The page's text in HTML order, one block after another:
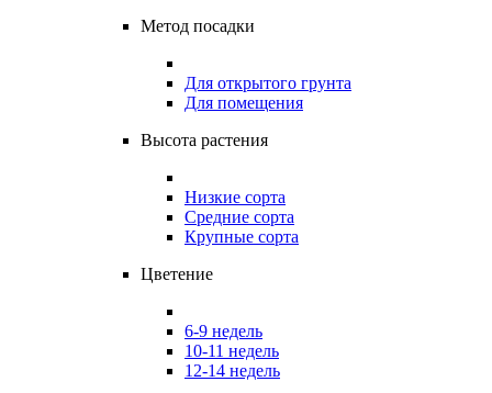
Метод посадки
Для открытого грунта
Для помещения
Высота растения
Низкие сорта
Средние сорта
Крупные сорта
Цветение
6-9 недель
10-11 недель
12-14 недель